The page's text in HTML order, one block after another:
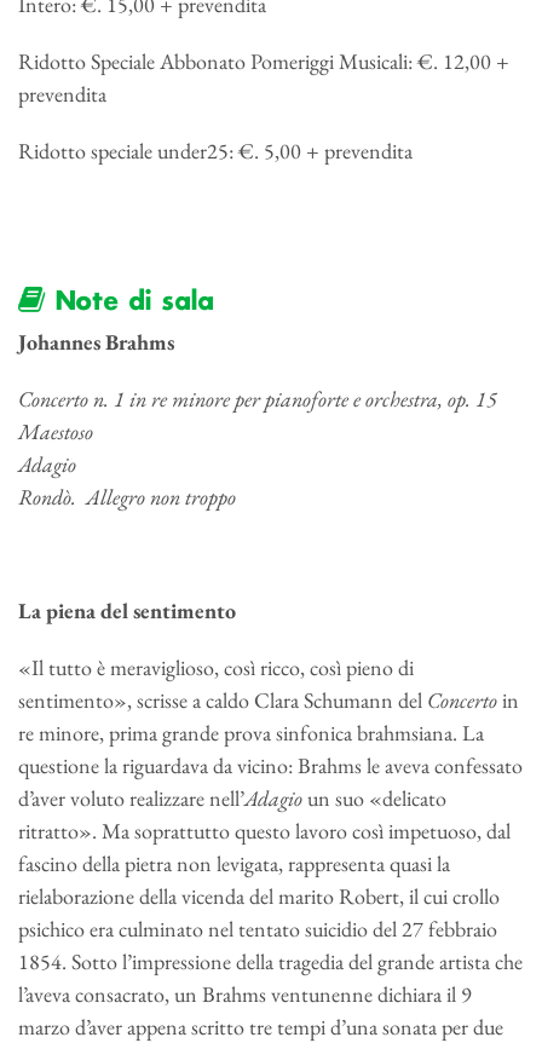
Ridotto Speciale Abbonato Pomeriggi Musicali: €. 12,00 +
prevendita
Ridotto speciale under25: €. 5,00 + prevendita
Note di sala
Johannes Brahms
Concerto n. 1 in re minore per pianoforte e orchestra, op. 15
Maestoso
Adagio
Rondò. Allegro non troppo
La piena del sentimento
«Il tutto è meraviglioso, così ricco, così pieno di
sentimento», scrisse a caldo Clara Schumann del Concertoin
re minore, prima grande prova sinfonica brahmsiana. La
questione la riguardava da vicino: Brahms le aveva confessato
d’aver voluto realizzare nell’Adagioun suo «delicato
ritratto». Ma soprattutto questo lavoro così impetuoso, dal
fascino della pietra non levigata, rappresenta quasi la
rielaborazione della vicenda del marito Robert, il cui crollo
psichico era culminato nel tentato suici­dio del 27 febbraio
1854. Sotto l’impressione della tragedia del gran­de artista che
l’aveva consacrato, un Brahms ventunenne dichiara il 9
marzo d’aver appena scritto tre tempi d’una sonata per due